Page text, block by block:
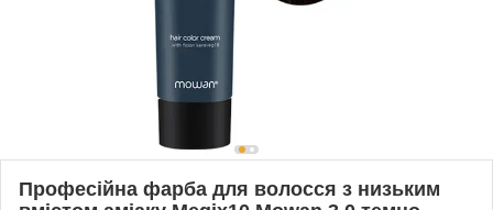
Професійна фарба для волосся з низьким